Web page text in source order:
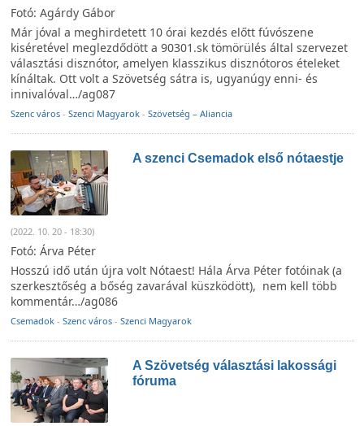
Fotó: Agárdy Gábor
Már jóval a meghirdetett 10 órai kezdés előtt fúvószene
kiséretével meglezdődött a 90301.sk tömörülés által szervezet
választási disznótor, amelyen klasszikus disznótoros ételeket
kínáltak. Ott volt a Szövetség sátra is, ugyanúgy enni- és
innivalóval…/ag087
Szenc város - Szenci Magyarok - Szövetség – Aliancia
A szenci Csemadok első nótaestje
(2022. 10. 20 - 18:30)
Fotó: Árva Péter
Hosszú idő után újra volt Nótaest! Hála Árva Péter fotóinak (a
szerkesztőség a bőség zavarával küszködött), nem kell több
kommentár…/ag086
Csemadok - Szenc város - Szenci Magyarok
A Szövetség választási lakossági
fóruma